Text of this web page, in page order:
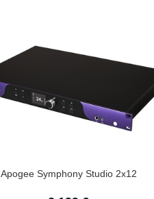
Apogee Symphony Studio 2x12